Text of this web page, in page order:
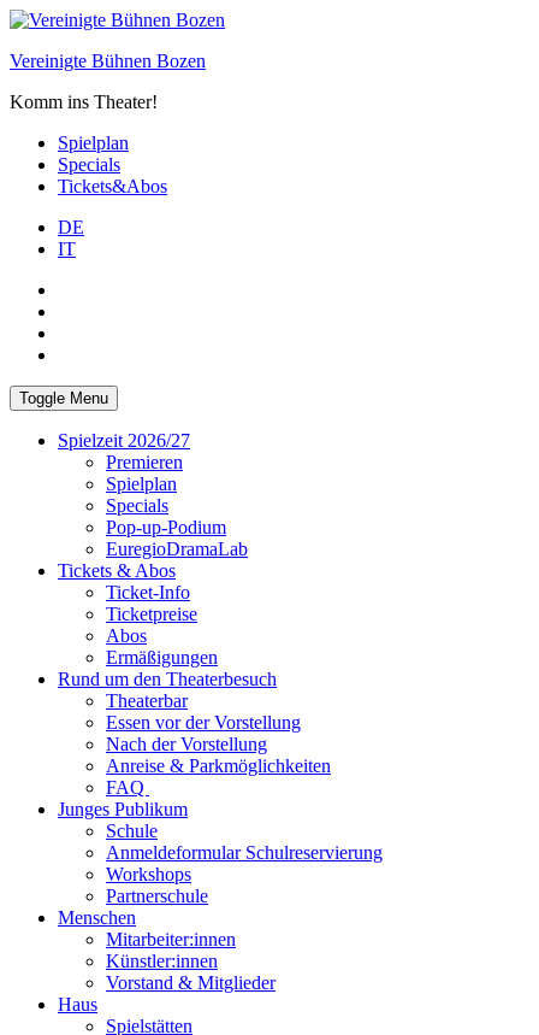
Skip
content
Vereinigte Bühnen Bozen
Komm ins Theater!
Spielplan
Specials
Tickets&Abos
DE
IT
Toggle Menu
Spielzeit 2026/27
Premieren
Spielplan
Specials
Pop-up-Podium
EuregioDramaLab
Tickets & Abos
Ticket-Info
Ticketpreise
Abos
Ermäßigungen
Rund um den Theaterbesuch
Theaterbar
Essen vor der Vorstellung
Nach der Vorstellung
Anreise & Parkmöglichkeiten
FAQ
Junges Publikum
Schule
Anmeldeformular Schulreservierung
Workshops
Partnerschule
Menschen
Mitarbeiter:innen
Künstler:innen
Vorstand & Mitglieder
Haus
Spielstätten